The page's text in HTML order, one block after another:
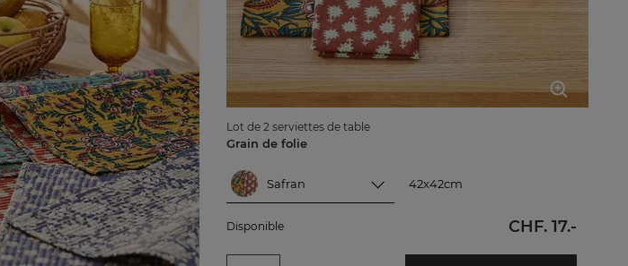
Lot de 2 serviettes de table
Grain de folie
Safran
Safran
42x42cm
Disponible CHF. 17.-